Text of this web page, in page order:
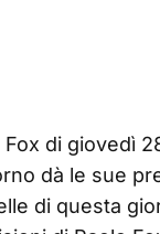
Fox di giovedì
dà le sue
di questa